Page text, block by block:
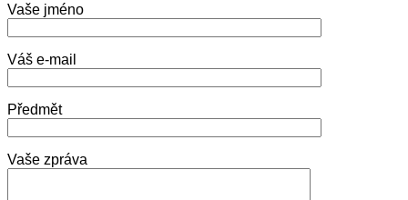
Vaše jméno
Váš e-mail
Předmět
Vaše zpráva